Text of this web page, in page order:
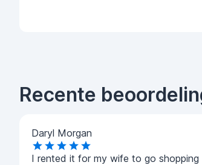
Recente
Daryl Morgan
I rented it for my wife to go shopping